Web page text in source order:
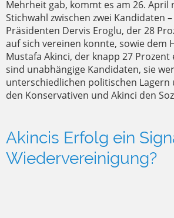
Mehrheit gab, kommt es am 26. April
Stichwahl zwischen zwei Kandidaten
Präsidenten Dervis Eroglu, der 28
auf sich vereinen konnte, sowie dem
Mustafa Akinci, der knapp 27 Prozent
sind unabhängige Kandidaten, sie
unterschiedlichen politischen
den Konservativen und Akinci den
Akincis Erfolg ein
Wiedervereinigung?